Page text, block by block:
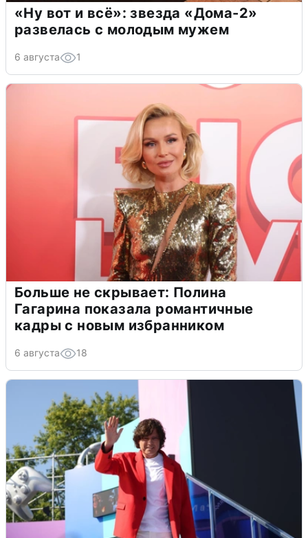
«Ну вот и всё»: звезда «Дома-2»
развелась с молодым мужем
6 августа 1
Больше не скрывает: Полина
Гагарина показала романтичные
кадры с новым избранником
6 августа 18